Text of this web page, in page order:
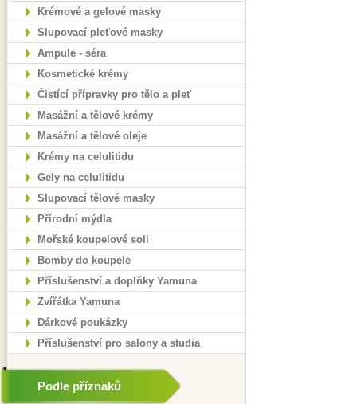
Krémové a gelové masky
Slupovací pleťové masky
Ampule - séra
Kosmetické krémy
Čistící přípravky pro tělo a pleť
Masážní a tělové krémy
Masážní a tělové oleje
Krémy na celulitidu
Gely na celulitidu
Slupovací tělové masky
Přírodní mýdla
Mořské koupelové soli
Bomby do koupele
Příslušenství a doplňky Yamuna
Zvířátka Yamuna
Dárkové poukázky
Příslušenství pro salony a studia
Podle příznaků